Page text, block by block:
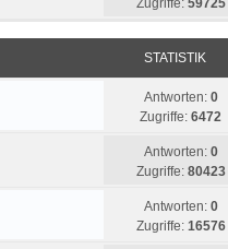
Zugriffe: 59725
STATISTIK
Antworten: 0
Zugriffe:6472
Antworten: 0
Zugriffe: 80423
Antworten: 0
Zugriffe: 16576